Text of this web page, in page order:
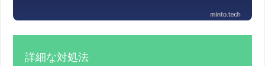
詳細な対処法